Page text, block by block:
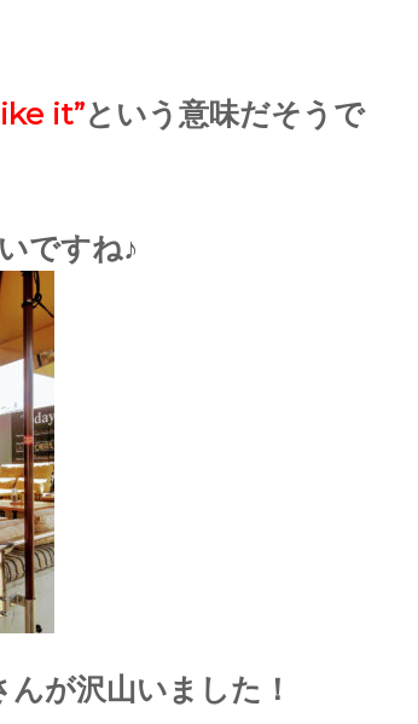
it”という意味だそうで
ですね♪
が沢山いました！